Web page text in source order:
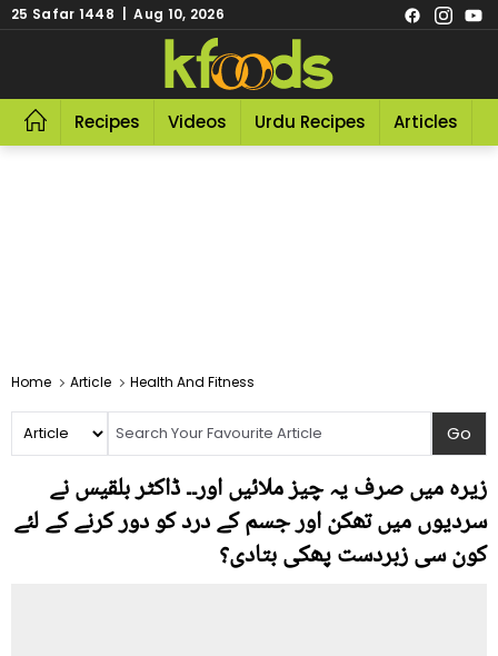
25 Safar 1448 | Aug 10, 2026
Recipes Videos Urdu Recipes Articles
Home Article Health And Fitness
زیرہ میں صرف یہ چیز ملائیں اور۔۔ ڈاکٹر بلقیس نے
سردیوں میں تھکن اور جسم کے درد کو دور کرنے کے لئے
کون سی زبردست پھکی بتادی؟